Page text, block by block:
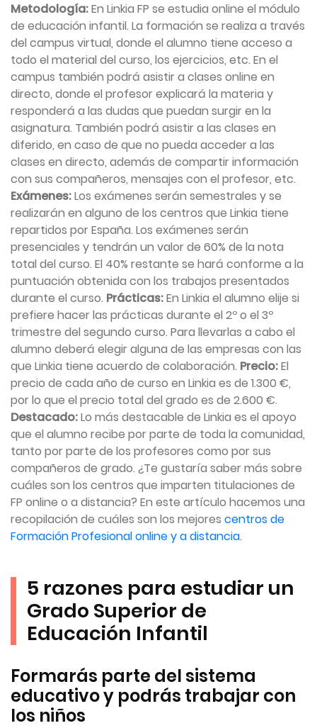
Metodología:En Linkia FP se estudia online el módulo
de educación infantil. La formación se realiza a través
del campus virtual, donde el alumno tiene acceso a
todo el material del curso, los ejercicios, etc. En el
campus también podrá asistir a clases online en
directo, donde el profesor explicará la materia y
responderá a las dudas que puedan surgir en la
asignatura. También podrá asistir a las clases en
diferido, en caso de que no pueda acceder a las
clases en directo, además de compartir información
con sus compañeros, mensajes con el profesor, etc.
Exámenes:Los exámenes serán semestrales y se
realizarán en alguno de los centros que Linkia tiene
repartidos por España. Los exámenes serán
presenciales y tendrán un valor de 60% de la nota
total del curso. El 40% restante se hará conforme a la
puntuación obtenida con los trabajos presentados
durante el curso. Prácticas:En Linkia el alumno elije si
prefiere hacer las prácticas durante el 2º o el 3º
trimestre del segundo curso. Para llevarlas a cabo el
alumno deberá elegir alguna de las empresas con las
que Linkia tiene acuerdo de colaboración. Precio:El
precio de cada año de curso en Linkia es de 1.300 €,
por lo que el precio total del grado es de 2.600 €.
Destacado:Lo más destacable de Linkia es el apoyo
que el alumno recibe por parte de toda la comunidad,
tanto por parte de los profesores como por sus
compañeros de grado. ¿Te gustaría saber más sobre
cuáles son los centros que imparten titulaciones de
FP online o a distancia? En este artículo hacemos una
recopilación de cuáles son los mejores centros de
Formación Profesional online y a distancia.
5 razones para estudiar un
Grado Superior de
Educación Infantil
Formarás parte del sistema
educativo y podrás trabajar con
los niños